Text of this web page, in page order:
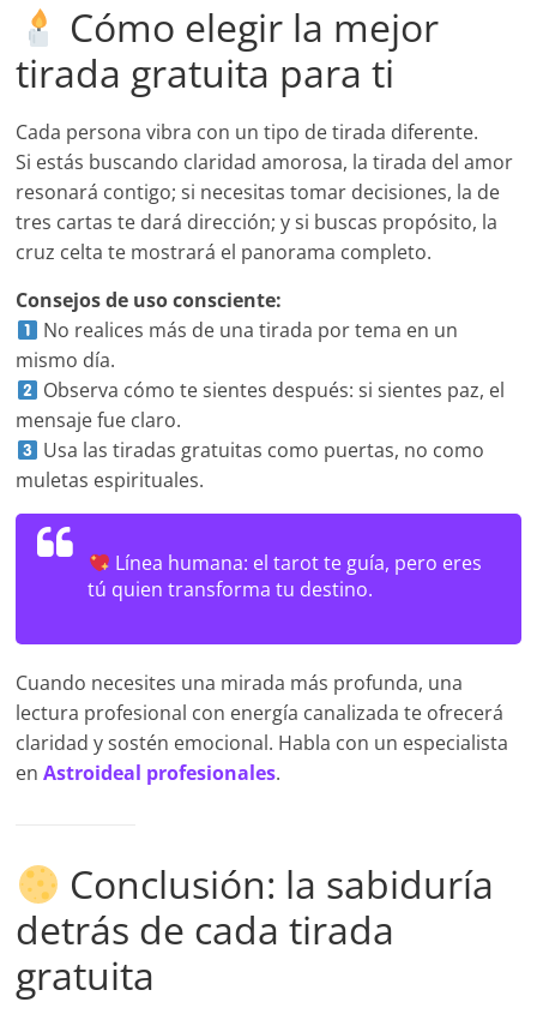
Cómo elegir la mejor
tirada gratuita para ti
Cada persona vibra con un tipo de tirada diferente.
Si estás buscando claridad amorosa, la tirada del amor
resonará contigo; si necesitas tomar decisiones, la de
tres cartas te dará dirección; y si buscas propósito, la
cruz celta te mostrará el panorama completo.
Consejos de uso consciente:
No realices más de una tirada por tema en un
mismo día.
Observa cómo te sientes después: si sientes paz, el
mensaje fue claro.
Usa las tiradas gratuitas como puertas, no como
muletas espirituales.
Línea humana: el tarot te guía, pero eres
tú quien transforma tu destino.
Cuando necesites una mirada más profunda, una
lectura profesional con energía canalizada te ofrecerá
claridad y sostén emocional. Habla con un especialista
enAstroideal profesionales.
Conclusión: la sabiduría
detrás de cada tirada
gratuita